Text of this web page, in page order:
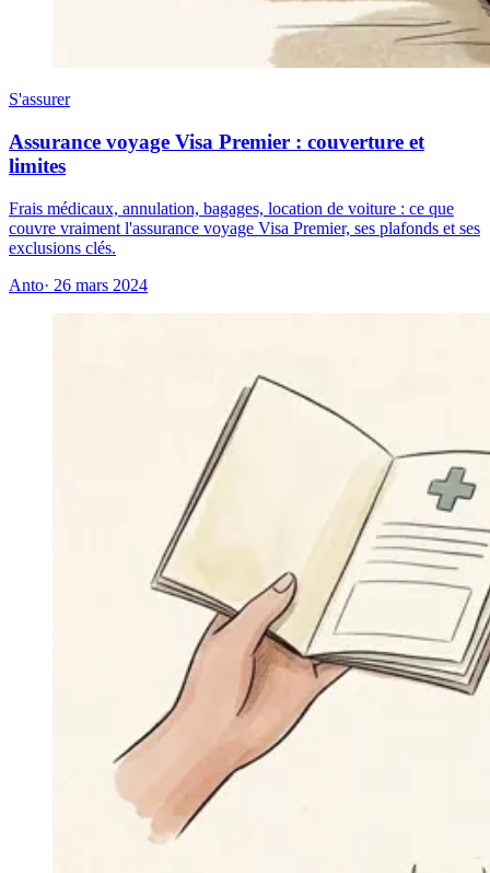
S'assurer
Assurance voyage Visa Premier : couverture et
limites
Frais médicaux, annulation, bagages, location de voiture : ce que
couvre vraiment l'assurance voyage Visa Premier, ses plafonds et ses
exclusions clés.
Anto· 26 mars 2024